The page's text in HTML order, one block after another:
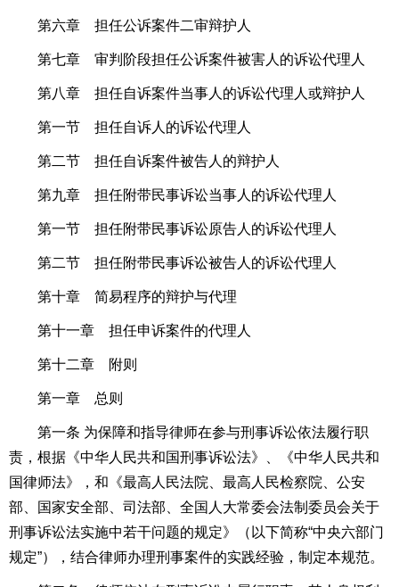
第六章 担任公诉案件二审辩护人
第七章 审判阶段担任公诉案件被害人的诉讼代理人
第八章 担任自诉案件当事人的诉讼代理人或辩护人
第一节 担任自诉人的诉讼代理人
第二节 担任自诉案件被告人的辩护人
第九章 担任附带民事诉讼当事人的诉讼代理人
第一节 担任附带民事诉讼原告人的诉讼代理人
第二节 担任附带民事诉讼被告人的诉讼代理人
第十章 简易程序的辩护与代理
第十一章 担任申诉案件的代理人
第十二章 附则
第一章 总则
第一条 为保障和指导律师在参与刑事诉讼依法履行职
责，根据《中华人民共和国刑事诉讼法》、《中华人民共和
国律师法》，和《最高人民法院、最高人民检察院、公安
部、国家安全部、司法部、全国人大常委会法制委员会关于
刑事诉讼法实施中若干问题的规定》（以下简称“中央六部门
规定”），结合律师办理刑事案件的实践经验，制定本规范。